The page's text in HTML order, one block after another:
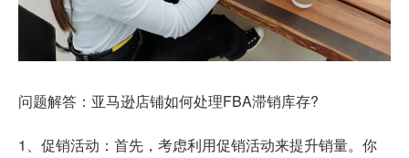
问题解答：亚马逊店铺如何处理FBA滞销库存?
1、促销活动：首先，考虑利用促销活动来提升销量。你